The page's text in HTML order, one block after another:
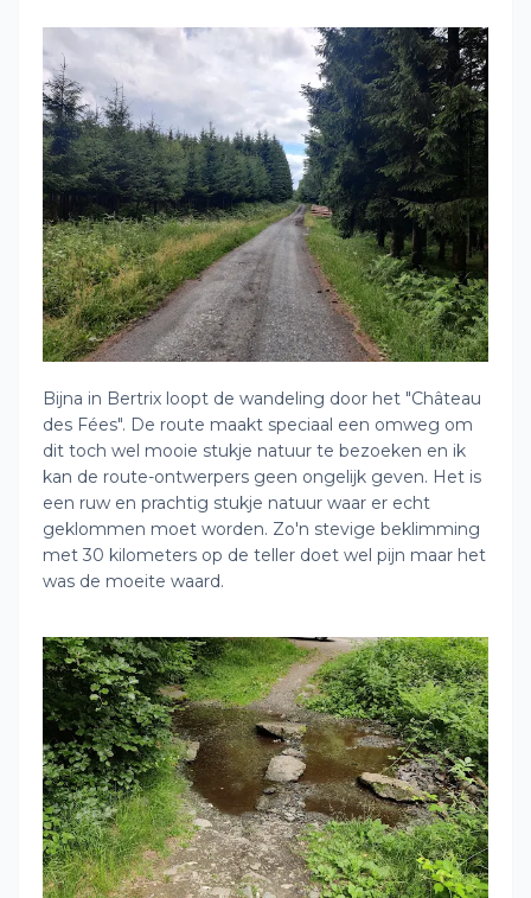
Bijna in Bertrix loopt de wandeling door het "Château
des Fées". De route maakt speciaal een omweg om
dit toch wel mooie stukje natuur te bezoeken en ik
kan de route-ontwerpers geen ongelijk geven. Het is
een ruw en prachtig stukje natuur waar er echt
geklommen moet worden. Zo'n stevige beklimming
met 30 kilometers op de teller doet wel pijn maar het
was de moeite waard.